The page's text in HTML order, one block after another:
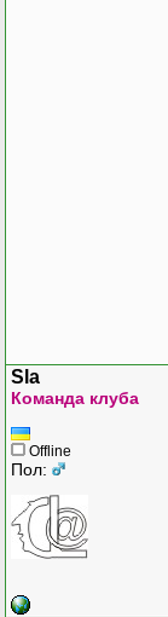
Sla
Команда клуба
Offline
Пол: